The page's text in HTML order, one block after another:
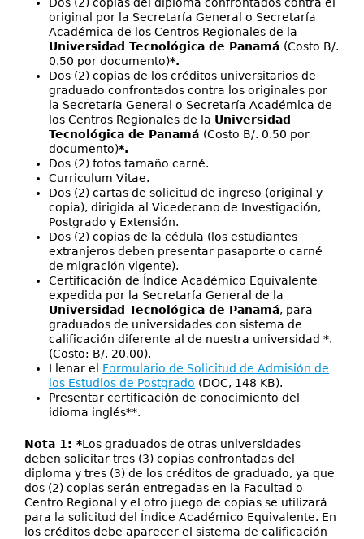
original por la Secretaría General o Secretaría
Académica de los Centros Regionales de la
Universidad Tecnológica de Panamá (Costo B/.
0.50 por documento)*.
Dos (2) copias de los créditos universitarios de
graduado confrontados contra los originales por
la Secretaría General o Secretaría Académica de
los Centros Regionales de la Universidad
Tecnológica de Panamá (Costo B/. 0.50 por
documento)*.
Dos (2) fotos tamaño carné.
Curriculum Vitae.
Dos (2) cartas de solicitud de ingreso (original y
copia), dirigida al Vicedecano de Investigación,
Postgrado y Extensión.
Dos (2) copias de la cédula (los estudiantes
extranjeros deben presentar pasaporte o carné
de migración vigente).
Certificación de Índice Académico Equivalente
expedida por la Secretaría General de la
Universidad Tecnológica de Panamá, para
graduados de universidades con sistema de
calificación diferente al de nuestra universidad *.
(Costo: B/. 20.00).
Llenar el Formulario de Solicitud de Admisión de
los Estudios de Postgrado (DOC, 148 KB).
Presentar certificación de conocimiento del
idioma inglés**.
Nota 1: *Los graduados de otras universidades
deben solicitar tres (3) copias confrontadas del
diploma y tres (3) de los créditos de graduado, ya que
dos (2) copias serán entregadas en la Facultad o
Centro Regional y el otro juego de copias se utilizará
para la solicitud del Índice Académico Equivalente. En
los créditos debe aparecer el sistema de calificación